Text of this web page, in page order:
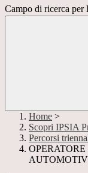
Campo di ricerca per
Home >
Scopri IPSIA
Percorsi